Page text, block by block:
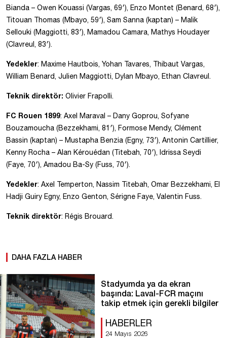
Bianda – Owen Kouassi (Vargas, 69′), Enzo Montet (Benard, 68′),
Titouan Thomas (Mbayo, 59′), Sam Sanna (kaptan) – Malik
Sellouki (Maggiotti, 83′), Mamadou Camara, Mathys Houdayer
(Clavreul, 83′).
Yedekler: Maxime Hautbois, Yohan Tavares, Thibaut Vargas,
William Benard, Julien Maggiotti, Dylan Mbayo, Ethan Clavreul.
Teknik direktör: Olivier Frapolli.
FC Rouen 1899: Axel Maraval – Dany Goprou, Sofyane
Bouzamoucha (Bezzekhami, 81′), Formose Mendy, Clément
Bassin (kaptan) – Mustapha Benzia (Egny, 73′), Antonin Cartillier,
Kenny Rocha – Alan Kérouédan (Titebah, 70′), Idrissa Seydi
(Faye, 70′), Amadou Ba-Sy (Fuss, 70′).
Yedekler: Axel Temperton, Nassim Titebah, Omar Bezzekhami, El
Hadji Guiry Egny, Enzo Genton, Sérigne Faye, Valentin Fuss.
Teknik direktör: Régis Brouard.
DAHA FAZLA HABER
Stadyumda ya da ekran
başında: Laval-FCR maçını
takip etmek için gerekli bilgiler
HABERLER
24 Mayıs 2026